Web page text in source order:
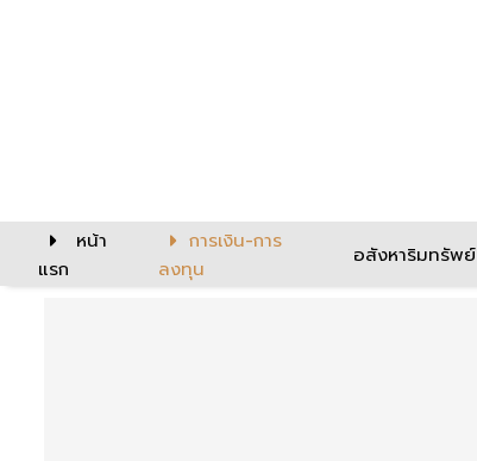
หน้า
แรก
การเงิน-การ
ลงทุน
อสังหาริมทรัพย์